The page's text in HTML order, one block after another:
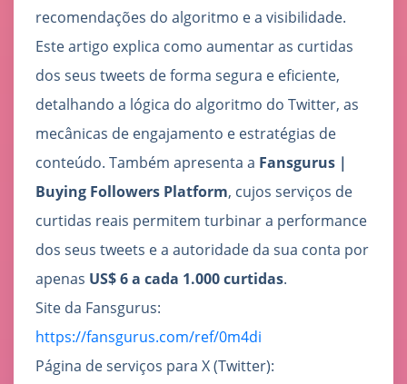
recomendações do algoritmo e a visibilidade.
Este artigo explica como aumentar as curtidas
dos seus tweets de forma segura e eficiente,
detalhando a lógica do algoritmo do Twitter, as
mecânicas de engajamento e estratégias de
conteúdo. Também apresenta a Fansgurus｜
Buying Followers Platform, cujos serviços de
curtidas reais permitem turbinar a performance
dos seus tweets e a autoridade da sua conta por
apenas US$ 6 a cada 1.000 curtidas.
Site da Fansgurus:
https://fansgurus.com/ref/0m4di
Página de serviços para X (Twitter):